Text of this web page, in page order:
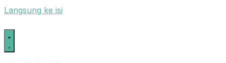
Langsung ke isi